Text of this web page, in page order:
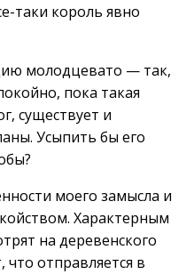
таки король явно
молодцевато — так,
пока такая
существует и
Усыпить бы его
моего замысла и
Характерным
на деревенского
что отправляется в